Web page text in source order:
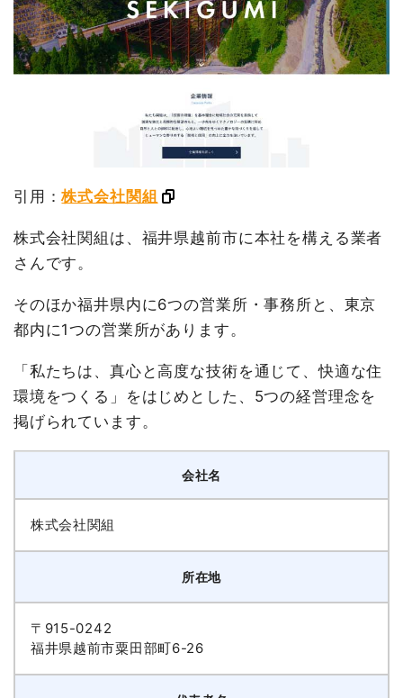
引用：株式会社関組
株式会社関組は、福井県越前市に本社を構える業者
さんです。
そのほか福井県内に6つの営業所・事務所と、東京
都内に1つの営業所があります。
「私たちは、真心と高度な技術を通じて、快適な住
環境をつくる」をはじめとした、5つの経営理念を
掲げられています。
会社名
株式会社関組
所在地
〒915-0242
福井県越前市粟田部町6-26